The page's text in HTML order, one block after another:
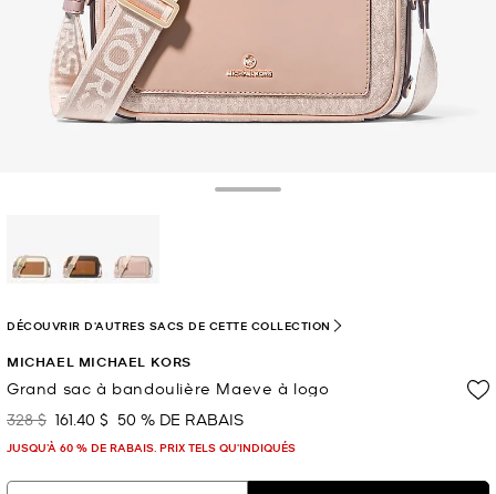
MICHAEL MICHAEL KORS
Grand sac à bandoulière Maeve à logo
était
328 $ maintenant
161.40 $ 50 % DE RABAIS
JUSQU’À 60 % DE RABAIS. PRIX TELS QU'INDIQUÉS
DÉCOUVRIR D'AUTRES SACS DE CETTE COLLECTION